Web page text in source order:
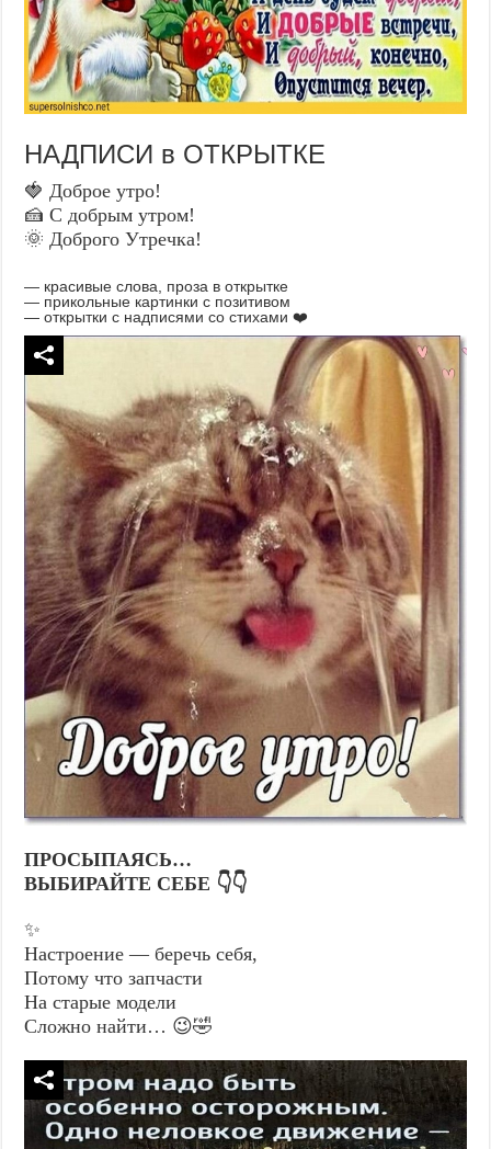
НАДПИСИ в ОТКРЫТКЕ
🍓 Доброе утро!
🍰 С добрым утром!
🌞 Доброго Утречка!
— красивые слова, проза в открытке
— прикольные картинки с позитивом
— открытки с надписями со стихами ❤️
ПРОСЫПАЯСЬ…
ВЫБИРАЙТЕ СЕБЕ 👇👇
✨
Настроение — беречь себя,
Потому что запчасти
На старые модели
Сложно найти… 😉🤣